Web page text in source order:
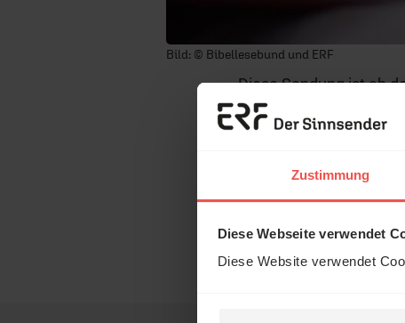
Zustimmung
Diese Webseite verwendet
Diese Website verwendet
Bild: © Bibellesebund und ERF
Diese Sendung ist ab
13.08.2026/ SchlafSchaf /
Ein
Israel
SchlafSchaf ist ein